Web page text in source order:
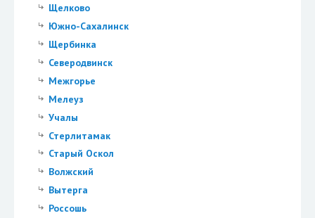
Щелково
Южно-Сахалинск
Щербинка
Северодвинск
Межгорье
Мелеуз
Учалы
Стерлитамак
Старый Оскол
Волжский
Вытерга
Россошь